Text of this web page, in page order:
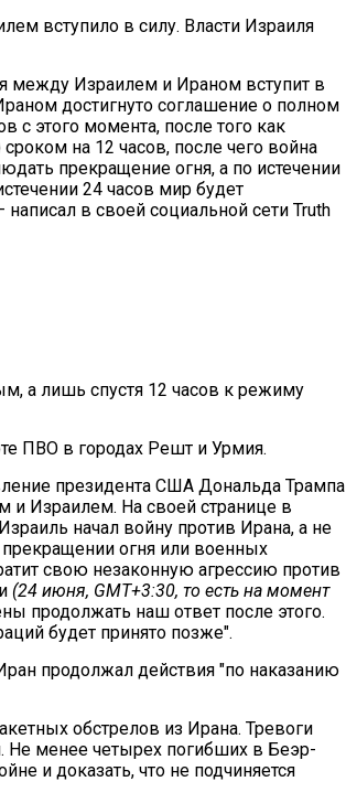
вступило в силу. Власти Израиля
между Израилем и Ираном вступит в
достигнуто соглашение о полном
этого момента, после того как
на 12 часов, после чего война
прекращение огня, а по истечении
24 часов мир будет
в своей социальной сети Truth
а лишь спустя 12 часов к режиму
ПВО в городах Решт и Урмия.
президента США Дональда Трампа
и Израилем. На своей странице в
начал войну против Ирана, а не
огня или военных
свою незаконную агрессию против
(24 июня, GMT+3:30, то есть на момент
продолжать наш ответ после этого.
будет принято позже".
продолжал действия "по наказанию
обстрелов из Ирана. Тревоги
Не менее четырех погибших в Беэр-
и доказать, что не подчиняется